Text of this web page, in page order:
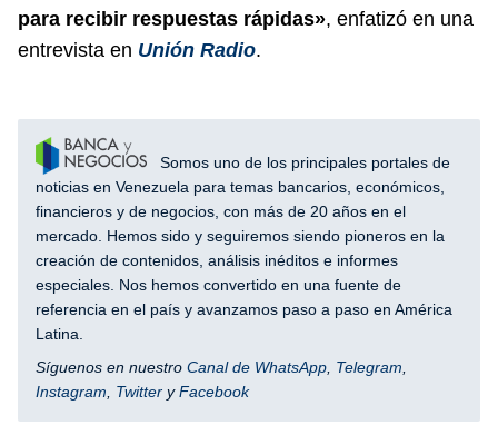
para recibir respuestas rápidas», enfatizó en una
entrevista en Unión Radio.
Somos uno de los principales portales de
noticias en Venezuela para temas bancarios, económicos,
financieros y de negocios, con más de 20 años en el
mercado. Hemos sido y seguiremos siendo pioneros en la
creación de contenidos, análisis inéditos e informes
especiales. Nos hemos convertido en una fuente de
referencia en el país y avanzamos paso a paso en América
Latina.
Síguenos en nuestro Canal de WhatsApp Telegram
Instagram
Twitter yFacebook